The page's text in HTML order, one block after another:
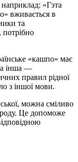
«Гэта
вживається в
та
потрібно
«кашпо» має
інша —
правил рідної
з іншої мови.
можна сміливо
Це допоможе